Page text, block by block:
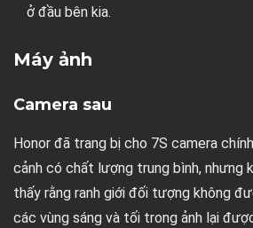
ở đầu bên kia.
Máy ảnh
Camera sau
Honor đã trang bị cho 7S camera
cảnh có chất lượng trung bình, nhưng
thấy rằng ranh giới đối tượng không
các vùng sáng và tối trong ảnh lại